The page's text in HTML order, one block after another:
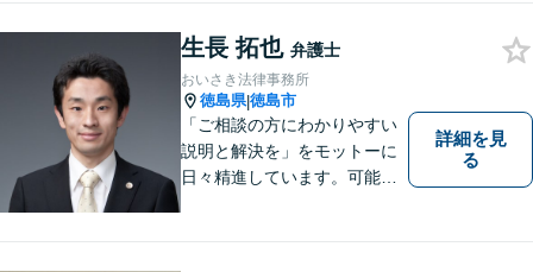
生長 拓也 弁護士
おいさき法律事務所
徳島県|徳島市
「ご相談の方にわかりやすい
説明と解決を」をモットーに
日々精進しています。可能な
詳細を見
る